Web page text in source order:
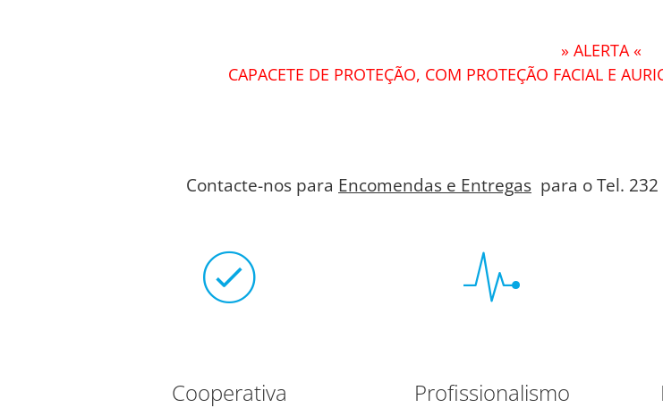
» ALERTA «
CAPACETE DE PROTEÇÃO, COM PROTEÇÃO FACIAL E
Contacte-nos para Encomendas e Entregas para o Tel.
Cooperativa Profissionalismo